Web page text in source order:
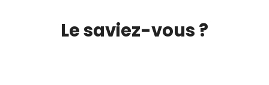
Le saviez-vous ?